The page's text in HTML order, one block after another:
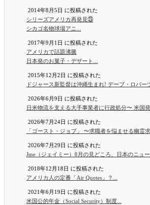
2014年8月5日 に投稿された
シリーズアメリカ再発見㉕
シカゴ名物球場アニ...
2017年9月1日 に投稿された
アメリカで話題沸騰
日本発のお菓子・デザート...
2015年12月2日 に投稿された
ドジャース新監督は沖縄生まれ! デーブ・ロバー
2026年6月9日 に投稿された
日米物流を支える大手事業者に行政処分〜 米国発
2026年7月24日 に投稿された
「ゴースト・ジョブ」 〜求職者を悩ませる幽霊求
2026年7月29日 に投稿された
Jme（ジェイミー）8月の見どころ、日本のニュー
2018年12月18日 に投稿された
アメリカ人の定番「Air Quotes」？...
2021年6月19日 に投稿された
米国公的年金（Social Security）制度...